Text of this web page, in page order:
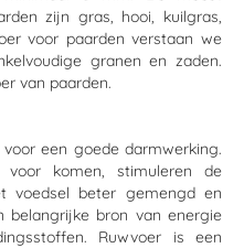
zijn gras, hooi, kuilgras,
voor paarden verstaan we
granen en zaden.
van paarden.
een goede darmwerking.
komen, stimuleren de
voedsel beter gemengd en
belangrijke bron van energie
Ruwvoer is een